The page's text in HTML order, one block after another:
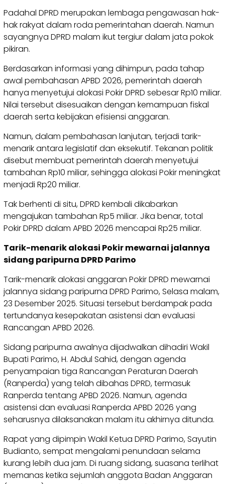
Padahal DPRD merupakan lembaga pengawasan hak-
hak rakyat dalam roda pemerintahan daerah. Namun
sayangnya DPRD malam ikut tergiur dalam jata pokok
pikiran.
Berdasarkan informasi yang dihimpun, pada tahap
awal pembahasan APBD 2026, pemerintah daerah
hanya menyetujui alokasi Pokir DPRD sebesar Rp10 miliar.
Nilai tersebut disesuaikan dengan kemampuan fiskal
daerah serta kebijakan efisiensi anggaran.
Namun, dalam pembahasan lanjutan, terjadi tarik-
menarik antara legislatif dan eksekutif. Tekanan politik
disebut membuat pemerintah daerah menyetujui
tambahan Rp10 miliar, sehingga alokasi Pokir meningkat
menjadi Rp20 miliar.
Tak berhenti di situ, DPRD kembali dikabarkan
mengajukan tambahan Rp5 miliar. Jika benar, total
Pokir DPRD dalam APBD 2026 mencapai Rp25 miliar.
Tarik-menarik alokasi Pokir mewarnai jalannya
sidang paripurna DPRD Parimo
Tarik-menarik alokasi anggaran Pokir DPRD mewarnai
jalannya sidang paripurna DPRD Parimo, Selasa malam,
23 Desember 2025. Situasi tersebut berdampak pada
tertundanya kesepakatan asistensi dan evaluasi
Rancangan APBD 2026.
Sidang paripurna awalnya dijadwalkan dihadiri Wakil
Bupati Parimo, H. Abdul Sahid, dengan agenda
penyampaian tiga Rancangan Peraturan Daerah
(Ranperda) yang telah dibahas DPRD, termasuk
Ranperda tentang APBD 2026. Namun, agenda
asistensi dan evaluasi Ranperda APBD 2026 yang
seharusnya dilaksanakan malam itu akhirnya ditunda.
Rapat yang dipimpin Wakil Ketua DPRD Parimo, Sayutin
Budianto, sempat mengalami penundaan selama
kurang lebih dua jam. Di ruang sidang, suasana terlihat
memanas ketika sejumlah anggota Badan Anggaran